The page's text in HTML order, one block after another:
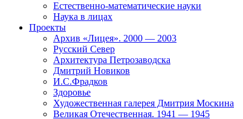
Естественно-математические науки
Наука в лицах
Проекты
Архив «Лицея». 2000 — 2003
Русский Север
Архитектура Петрозаводска
Дмитрий Новиков
И.С.Фрадков
Здоровье
Художественная галерея Дмитрия Москина
Великая Отечественная. 1941 — 1945